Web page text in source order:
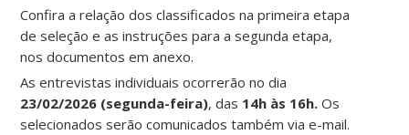
Confira a relação dos classificados na primeira etapa
de seleção e as instruções para a segunda etapa,
nos documentos em anexo.
As entrevistas individuais ocorrerão no dia
23/02/2026 (segunda-feira), das 14h às 16h.Os
selecionados serão comunicados também via e-mail.